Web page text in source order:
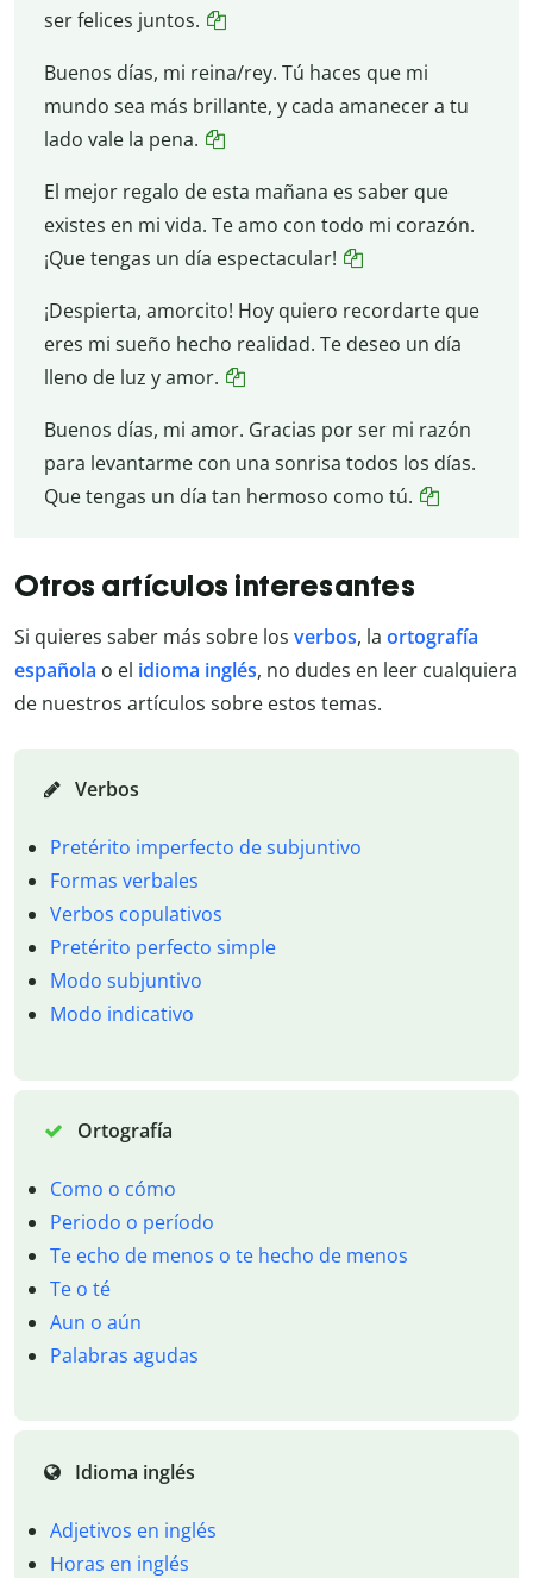
ser felices juntos.
Buenos días, mi reina/rey. Tú haces que mi
mundo sea más brillante, y cada amanecer a tu
lado vale la pena.
El mejor regalo de esta mañana es saber que
existes en mi vida. Te amo con todo mi corazón.
¡Que tengas un día espectacular!
¡Despierta, amorcito! Hoy quiero recordarte que
eres mi sueño hecho realidad. Te deseo un día
lleno de luz y amor.
Buenos días, mi amor. Gracias por ser mi razón
para levantarme con una sonrisa todos los días.
Que tengas un día tan hermoso como tú.
Otros artículos interesantes
Si quieres saber más sobre los verbos, la ortografía
española o el idioma inglés, no dudes en leer cualquiera
de nuestros artículos sobre estos temas.
Verbos
Pretérito imperfecto de subjuntivo
Formas verbales
Verbos copulativos
Pretérito perfecto simple
Modo subjuntivo
Modo indicativo
Ortografía
Como o cómo
Periodo o período
Te echo de menos o te hecho de menos
Te o té
Aun o aún
Palabras agudas
Idioma inglés
Adjetivos en inglés
Horas en inglés